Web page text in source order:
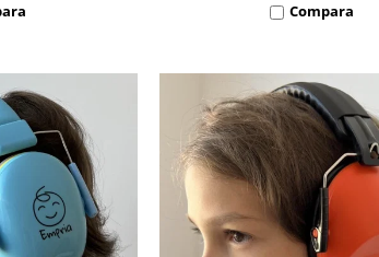
Compara